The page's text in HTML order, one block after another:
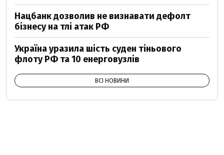
Нацбанк дозволив не визнавати дефолт
бізнесу на тлі атак РФ
Україна уразила шість суден тіньового
флоту РФ та 10 енерговузлів
ВСІ НОВИНИ